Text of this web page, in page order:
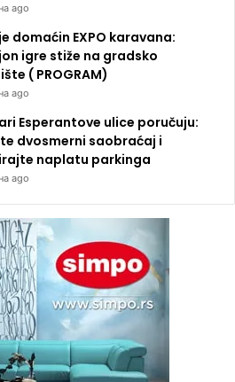
ago
domaćin EXPO karavana:
igre stiže na gradsko
( PROGRAM)
ago
Esperantove ulice poručuju:
dvosmerni saobraćaj i
naplatu parkinga
ago